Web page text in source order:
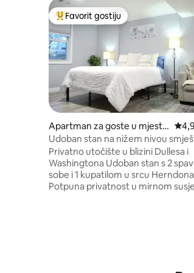
Glavni favorit gostiju
Favorit gostiju
Apartman za goste u mjestu
Herndon
Udoban stan na nižem nivou
Privatno utočište u blizini Dullesa i
Washingtona Udoban stan s 2 spavaće
sobe i 1 kupatilom u srcu
Potpuna privatnost u mirnom